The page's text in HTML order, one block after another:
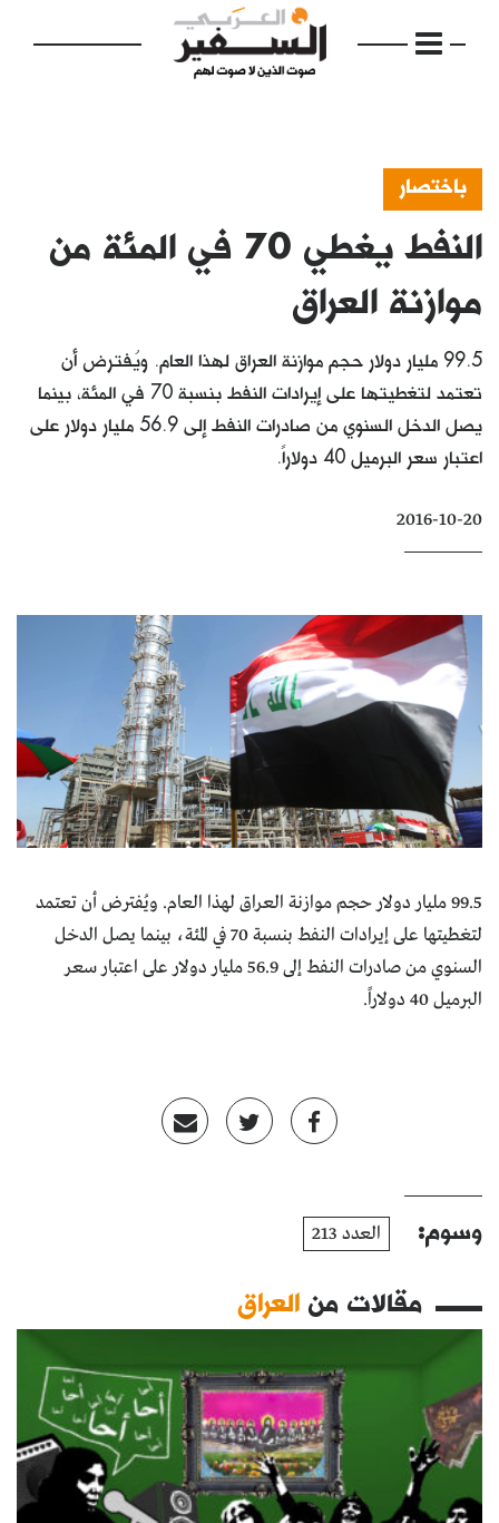
الرئيسية
مواضيع
فكرة
دفاتر
بالصورة
كتّابنا
باختصار
النفط يغطي 70 في المئة من
موازنة العراق
99.5 مليار دولار حجم موازنة العراق لهذا العام. ويُفترض أن
تعتمد لتغطيتها على إيرادات النفط بنسبة 70 في المئة، بينما
يصل الدخل السنوي من صادرات النفط إلى 56.9 مليار دولار على
اعتبار سعر البرميل 40 دولاراً.
2016-10-20
99.5 مليار دولار حجم موازنة العراق لهذا العام. ويُفترض أن تعتمد
لتغطيتها على إيرادات النفط بنسبة 70 في المئة، بينما يصل الدخل
السنوي من صادرات النفط إلى 56.9 مليار دولار على اعتبار سعر
البرميل 40 دولاراً.
وسوم: العدد 213
مقالات منالعراق